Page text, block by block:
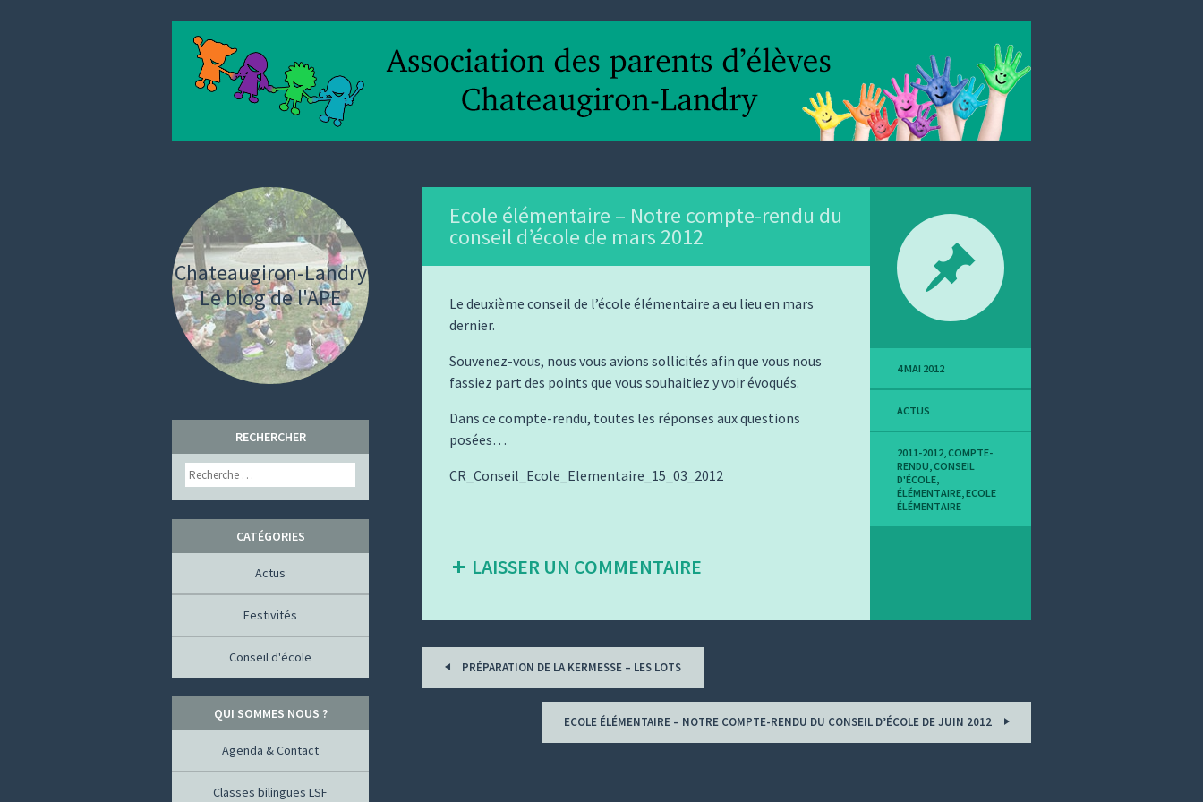
Chateaugiron-Landry
Le blog de l'APE
TO
CONTENT
Ecole élémentaire – Notre compte-rendu du
conseil d’école de mars 2012
Le deuxième conseil de l’école élémentaire a eu lieu en mars
dernier.
Souvenez-vous, nous vous avions sollicités afin que vous nous
fassiez part des points que vous souhaitiez y voir évoqués.
Dans ce compte-rendu, toutes les réponses aux questions
posées…
CR_Conseil_Ecole_Elementaire_15_03_2012
LAISSER UN COMMENTAIRE
4 MAI 2012
ACTUS
2011-2012,COMPTE-
RENDU,CONSEIL
D'ÉCOLE,
ÉLÉMENTAIRE,ECOLE
ÉLÉMENTAIRE
TousPRÉPARATION DE LA KERMESSE – LES LOTS
ECOLE ÉLÉMENTAIRE – NOTRE COMPTE-RENDU DU CONSEIL D’ÉCOLE DE JUIN 2012
RECHERCHER
Search
CATÉGORIES
Actus
Festivités
Conseil d'école
QUI SOMMES NOUS ?
Agenda & Contact
Classes bilingues LSF